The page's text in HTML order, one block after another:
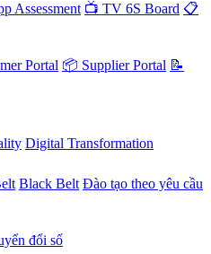
Assessment 📺 TV 6S Board 📋
Portal 📦 Supplier Portal 📝
Digital Transformation
Black Belt Đào tạo theo yêu cầu
đổi số